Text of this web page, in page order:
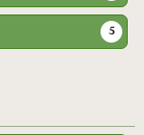
5